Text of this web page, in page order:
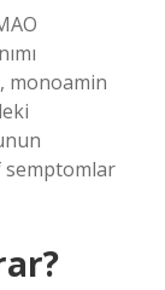
monoamin
semptomlar